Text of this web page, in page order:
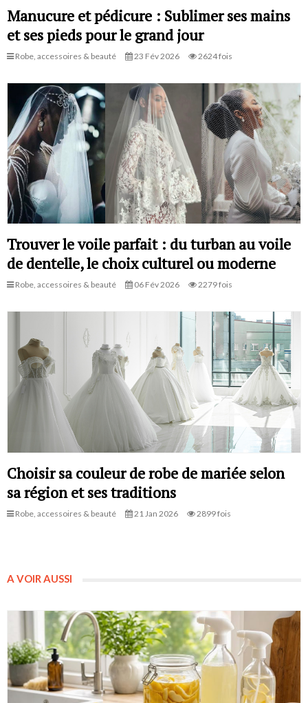
Manucure et pédicure : Sublimer ses mains
et ses pieds pour le grand jour
Robe, accessoires & beauté 23 Fév 2026 2624 fois
Trouver le voile parfait : du turban au voile
de dentelle, le choix culturel ou moderne
Robe, accessoires & beauté 06 Fév 2026 2279 fois
Choisir sa couleur de robe de mariée selon
sa région et ses traditions
Robe, accessoires & beauté 21 Jan 2026 2899 fois
A VOIR AUSSI